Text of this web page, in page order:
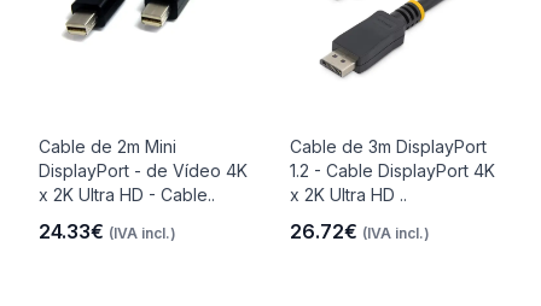
Cable de 2m Mini
DisplayPort - de Vídeo 4K
x 2K Ultra HD - Cable..
24.33€ (IVA incl.)
Cable de 3m DisplayPort
1.2 - Cable DisplayPort 4K
x 2K Ultra HD ..
26.72€ (IVA incl.)